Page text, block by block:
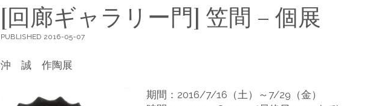
[回廊ギャラリー門] 笠間 – 個展
PUBLISHED 2016-05-07
沖 誠 作陶展
期間：2016/7/16（土）～7/29（金）